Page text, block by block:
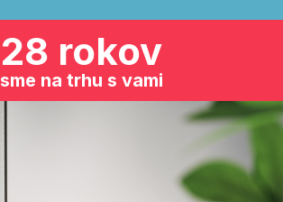
28 rokov
sme na trhu s vami